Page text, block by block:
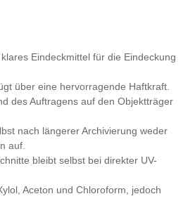
Eindeckmittel für die Eindeckung
über eine hervorragende Haftkraft.
des Auftragens auf den Objektträger
nach längerer Archivierung weder
auf.
bleibt selbst bei direkter UV-
Aceton und Chloroform, jedoch